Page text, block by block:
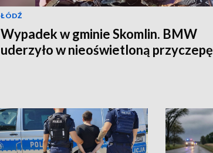
ŁÓDŹ
Wypadek w gminie Skomlin. BMW
uderzyło w nieoświetloną przyczepę